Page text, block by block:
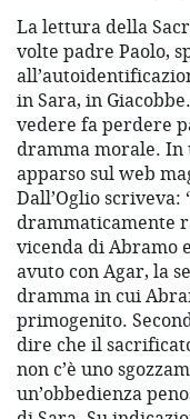
La lettura della
volte padre Paolo,
in Sara, in
vedere fa perdere
dramma morale. In
apparso sul web
Dall’Oglio scriveva:
drammaticamente
vicenda di Abramo
avuto con Agar, la
dramma in cui
primogenito.
dire che il
non c’è uno
un’obbedienza